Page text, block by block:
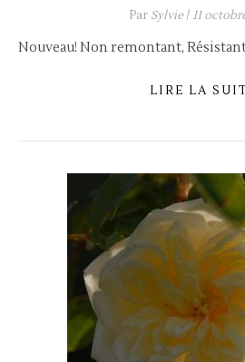
Par Sylvie/ 11
Nouveau! Non remontant,
LIRE LA